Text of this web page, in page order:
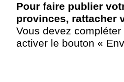
Pour faire publier
provinces, rattacher
Vous devez
activer le bouton «